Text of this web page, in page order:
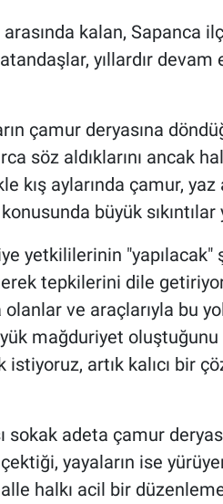
kalan, Sapanca
yıllardır
çamur deryasına
söz aldıklarını ancak
kış aylarında çamur,
büyük
yetkililerinin
tepkilerini dile
ve araçlarıyla bu
mağduriyet
istiyoruz, artık kalıcı bir
sokak adeta çamur
yayaların ise
halkı acil bir